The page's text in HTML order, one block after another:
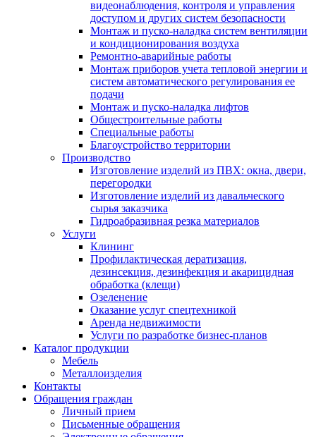
видеонаблюдения, контроля и управления
доступом и других систем безопасности
Монтаж и пуско-наладка систем вентиляции
и кондиционирования воздуха
Ремонтно-аварийные работы
Монтаж приборов учета тепловой энергии и
систем автоматического регулирования ее
подачи
Монтаж и пуско-наладка лифтов
Общестроительные работы
Специальные работы
Благоустройство территории
Производство
Изготовление изделий из ПВХ: окна, двери,
перегородки
Изготовление изделий из давальческого
сырья заказчика
Гидроабразивная резка материалов
Услуги
Клининг
Профилактическая дератизация,
дезинсекция, дезинфекция и акарицидная
обработка (клещи)
Озеленение
Оказание услуг спецтехникой
Аренда недвижимости
Услуги по разработке бизнес-планов
Каталог продукции
Мебель
Металлоизделия
Контакты
Обращения граждан
Личный прием
Письменные обращения